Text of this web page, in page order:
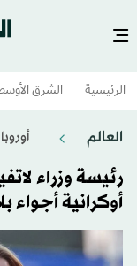
الرئيسية الشرق
العالم أوروبا
رئيسة وزراء
أوكرانية أجواء